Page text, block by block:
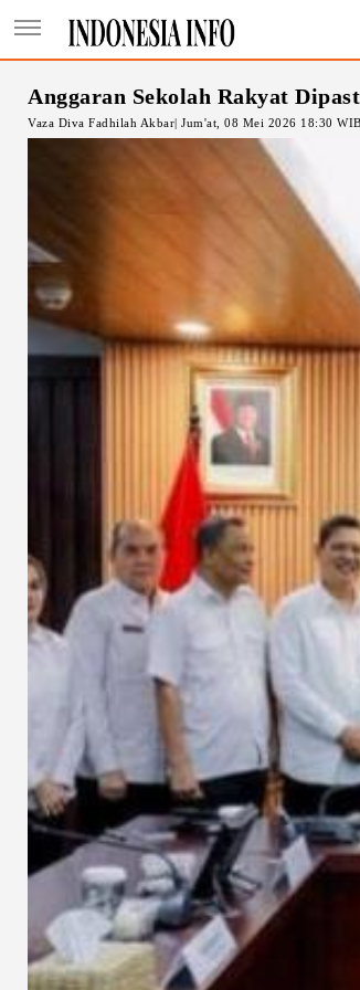
Anggaran Sekolah Rakyat
Vaza Diva Fadhilah Akbar| Jum'at, 08 Mei 2026 18:30 WIB